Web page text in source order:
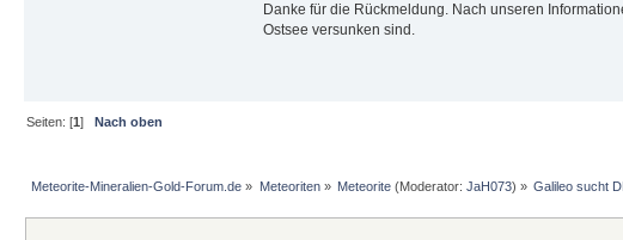
Danke für die Rückmeldung. Nach unseren
Ostsee versunken sind.
Seiten: [1]
Nach oben
Meteorite-Mineralien-Gold-Forum.de » Meteoriten» Meteorite(Moderator: JaH073) » Galileo sucht